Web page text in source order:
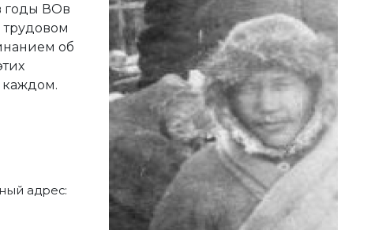
годы ВОв
об
каждом.
адрес: